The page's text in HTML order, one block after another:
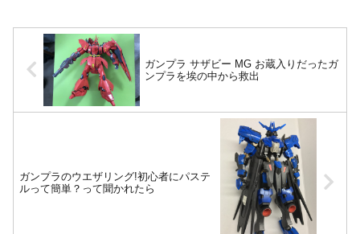
ガンプラ サザビー MG お蔵入りだったガ
ンプラを埃の中から救出
ガンプラのウエザリング!初心者にパステ
ルって簡単？って聞かれたら